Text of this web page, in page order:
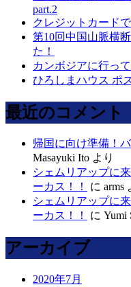
part.2
クレジットカード
第10回中国山脈横
た！
カンボジアに行って
ひろしまハウス ポ
最近のコメント
帰国に向け準備！
Masayuki Ito より
シェムリアップに
ーカス！！
に arms
シェムリアップに
ーカス！！
に Yumi
アーカイブ
2020年7月